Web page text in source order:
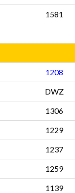
1581
1208
DWZ
1306
1229
1237
1259
1139